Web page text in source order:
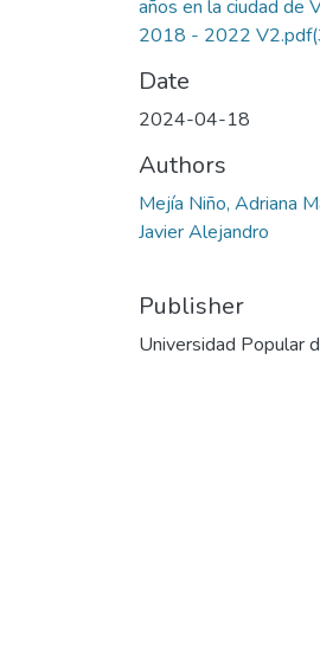
años en la ciudad de
2018 - 2022 V2.pdf
Date
2024-04-18
Authors
Mejía Niño, Adriana
Javier Alejandro
Publisher
Universidad Popular